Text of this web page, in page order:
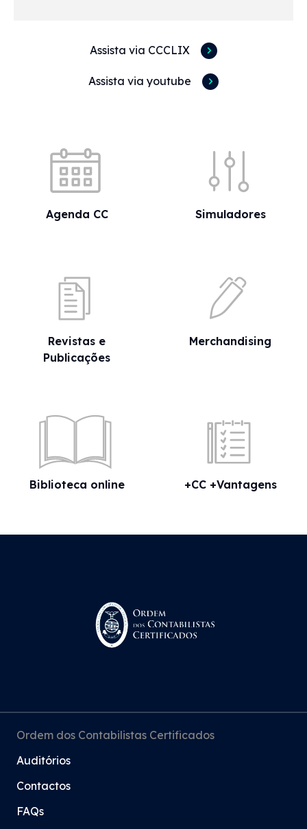
Assista via CCCLIX
Assista via youtube
Agenda CC Simuladores
Revistas e
Publicações
Merchandising
Biblioteca online +CC +Vantagens
Ordem dos Contabilistas Certificados
Auditórios
Contactos
FAQs